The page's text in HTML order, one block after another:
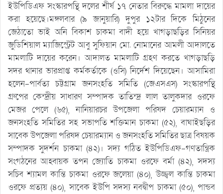
ইউপিডিএফ সংস্কারপন্থি দলের শীর্ষ ১৭ নেতার বিরুদ্ধে মামলা দায়ের
করা হয়েছে।মঙ্গলবার (৯ জানুয়ারি) দুপুর ১২টার দিকে মিঠুনের
জেঠাতো ভাই অনি বিকাশ চাকমা বাদী হয়ে খাগড়াছড়ির সিনিয়র
জুডিশিয়াল ম্যাজিস্ট্রেট আবু সুফিয়ান মো. নোমানের আমলী আদালতে
মামলাটি দায়ের করেন। আদালত মামলাটি গ্রহণ করতে খাগড়াছড়ি
সদর থানার ভারপ্রাপ্ত কর্মকর্তাকে (ওসি) নির্দেশ দিয়েছেন। আসামিরা
হলেন-পার্বত্য চট্টগ্রাম জনসংহতি সমিতি (জেএসএস) সংস্কারপন্থি
গ্রুপের কেন্দ্রীয় সাধারণ সম্পাদক তাতিন্দ্র লাল তালুকদার ওরফে
মেজর পেলে (৬৫), নানিয়ারচর উপজেলা পরিষদ চেয়ারম্যান ও
জনসংহতি সমিতির সহ সভাপতি শক্তিমান চাকমা (৫২), বাঘাইছড়ির
সাবেক উপজেলা পরিষদ চেয়ারম্যান ও জনসংহতি সমিতির ছাত্র বিষয়ক
সম্পাদক সুদর্শন চাকমা (৪২)। সদ্য গঠিত ইউপিডিএফ-গণতান্ত্রিক
সংগঠনের আহ্বায়ক তপন জ্যোতি চাকমা ওরফে বর্মা (৪২), সদস্য
সচিব শ্যামল কান্তি চাকমা ওরফে জলেয়া (৪০), উজ্জ্বল কান্তি চাকমা
ওরফে প্রত্যয় (৪০), সাবেক ইউপি সদস্য নবদ্বীপ চাকমা (৫০), পান্ডব